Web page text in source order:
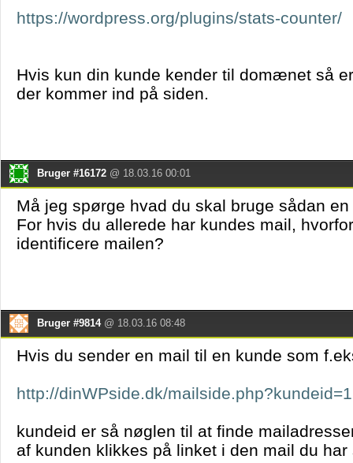
https://wordpress.org/plugins/stats-counter/
Hvis kun din kunde kender til domænet så
der kommer ind på siden.
Bruger #16172 @ 18.03.16 00:01
Må jeg spørge hvad du skal bruge sådan
For hvis du allerede har kundes mail,
identificere mailen?
Bruger #9814 @ 18.03.16 08:48
Hvis du sender en mail til en kunde som
http://dinWPside.dk/
kundeid er så nøglen til at finde
af kunden klikkes på linket i den mail du har